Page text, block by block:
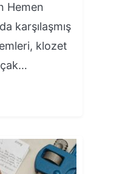
Hemen
karşılaşmış
klozet